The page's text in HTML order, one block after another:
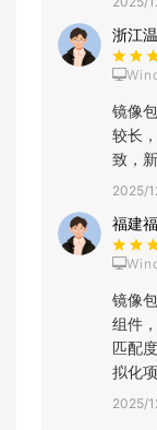
浙江
镜像
较长
致，
2025/
福建
镜像
组件
匹配
拟化
2025/